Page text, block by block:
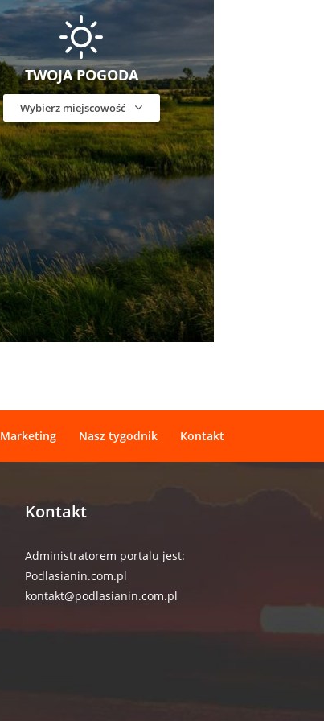
TWOJA POGODA
Wybierz miejscowość
Marketing Nasz tygodnik Kontakt
Kontakt
Administratorem portalu jest:
Podlasianin.com.pl
kontakt@podlasianin.com.pl